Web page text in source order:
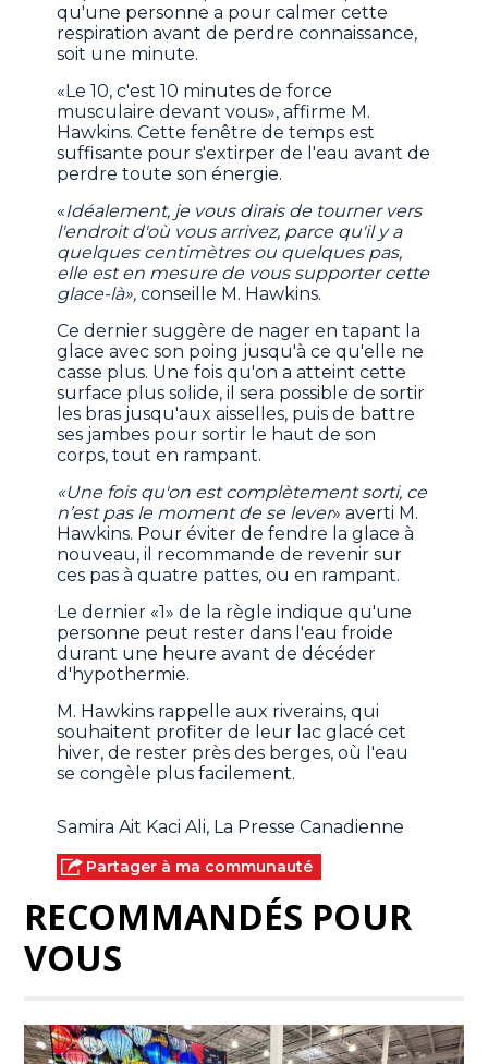
qu'une personne a pour calmer cette
respiration avant de perdre connaissance,
soit une minute.
«Le 10, c'est 10 minutes de force
musculaire devant vous», affirme M.
Hawkins. Cette fenêtre de temps est
suffisante pour s'extirper de l'eau avant de
perdre toute son énergie.
«Idéalement, je vous dirais de tourner vers
l'endroit d'où vous arrivez, parce qu'il y a
quelques centimètres ou quelques pas,
elle est en mesure de vous supporter cette
glace-là», conseille M. Hawkins.
Ce dernier suggère de nager en tapant la
glace avec son poing jusqu'à ce qu'elle ne
casse plus. Une fois qu'on a atteint cette
surface plus solide, il sera possible de sortir
les bras jusqu'aux aisselles, puis de battre
ses jambes pour sortir le haut de son
corps, tout en rampant.
«Une fois qu'on est complètement sorti, ce
n’est pas le moment de se lever» averti M.
Hawkins. Pour éviter de fendre la glace à
nouveau, il recommande de revenir sur
ces pas à quatre pattes, ou en rampant.
Le dernier «1» de la règle indique qu'une
personne peut rester dans l'eau froide
durant une heure avant de décéder
d'hypothermie.
M. Hawkins rappelle aux riverains, qui
souhaitent profiter de leur lac glacé cet
hiver, de rester près des berges, où l'eau
se congèle plus facilement.
Samira Ait Kaci Ali, La Presse Canadienne
Partager à ma communauté
RECOMMANDÉS POUR
VOUS